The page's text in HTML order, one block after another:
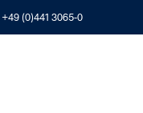
+49 (0)441 3065-0